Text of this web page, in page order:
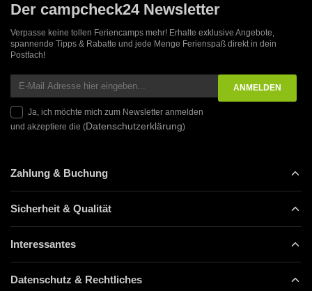
Der campcheck24 Newsletter
Verpasse keine tollen Feriencamps mehr! Erhalte exklusive Angebote,
spannende Tipps & Rabatte und jede Menge Ferienspaß direkt in dein
Postfach!
Ja, ich möchte mich zum Newsletter anmelden
und akzeptiere die (Datenschutzerklärung)
Zahlung & Buchung
Sicherheit & Qualität
Interessantes
Datenschutz & Rechtliches